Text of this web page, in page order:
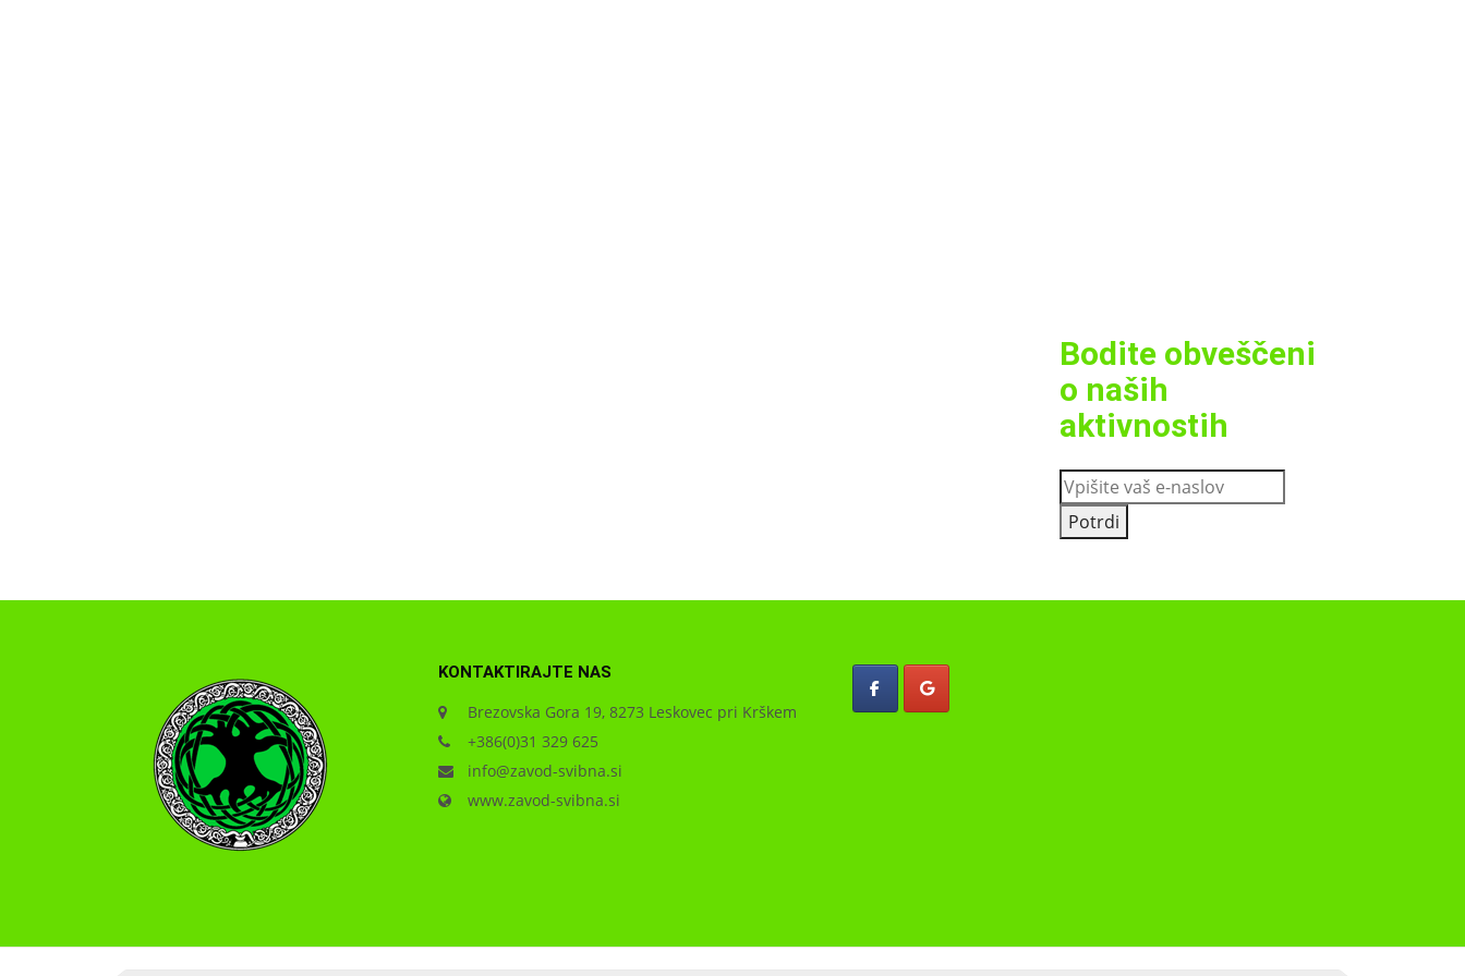
Bodite obveščeni
o naših
aktivnostih
KONTAKTIRAJTE NAS
Brezovska Gora 19, 8273 Leskovec pri Krškem
+386(0)31 329 625
info@zavod-svibna.si
www.zavod-svibna.si